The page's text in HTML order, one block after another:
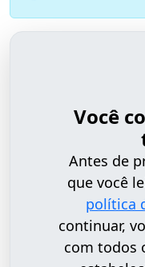
Você
Antes de
que você
política
continuar,
com todos